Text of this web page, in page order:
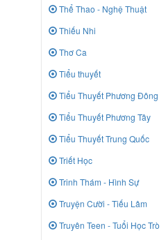
Thể Thao - Nghệ Thuật
Thiếu Nhi
Thơ Ca
Tiểu thuyết
Tiểu Thuyết Phương Đông
Tiểu Thuyết Phương Tây
Tiểu Thuyết Trung Quốc
Triết Học
Trinh Thám - Hình Sự
Truyện Cười - Tiếu Lâm
Truyên Teen - Tuổi Học Trò